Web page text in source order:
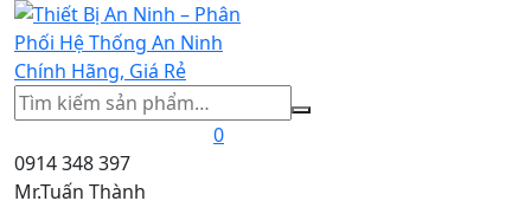
Tìm
kiếm
0
0914 348 397
Mr.Tuấn Thành